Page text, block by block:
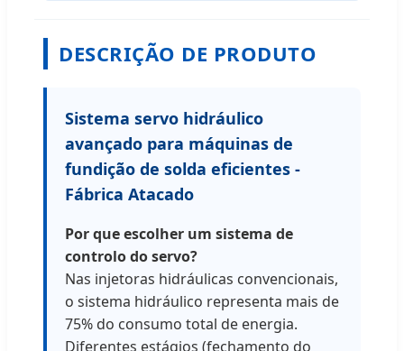
DESCRIÇÃO DE PRODUTO
Sistema servo hidráulico
avançado para máquinas de
fundição de solda eficientes -
Fábrica Atacado
Por que escolher um sistema de
controlo do servo?
Nas injetoras hidráulicas convencionais,
o sistema hidráulico representa mais de
75% do consumo total de energia.
Diferentes estágios (fechamento do